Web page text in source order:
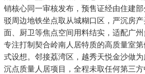
销核心同一审核发布，预售证经由住建
驳周边地铁坐点取从城糊口区，严沉房
面、厨卫等焦点空间用料结实，适配广州
专注打制契合岭南人居特质的高质量室
式设想。邻接荔湾区，越秀天悦金沙做
沉点质量人居项目，全程未取任何第三